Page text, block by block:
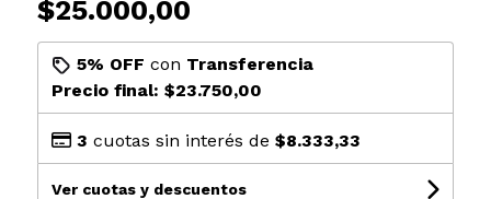
$25.000,00
5% OFF con Transferencia
Precio final: $23.750,00
3 cuotas sin interés de $8.333,33
Ver cuotas y descuentos